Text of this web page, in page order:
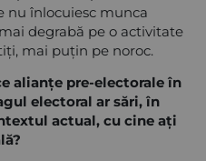
nu înlocuiesc munca
degrabă pe o activitate
mai puțin pe noroc.
alianțe pre-electorale în
electoral ar sări, în
actual, cu cine ați